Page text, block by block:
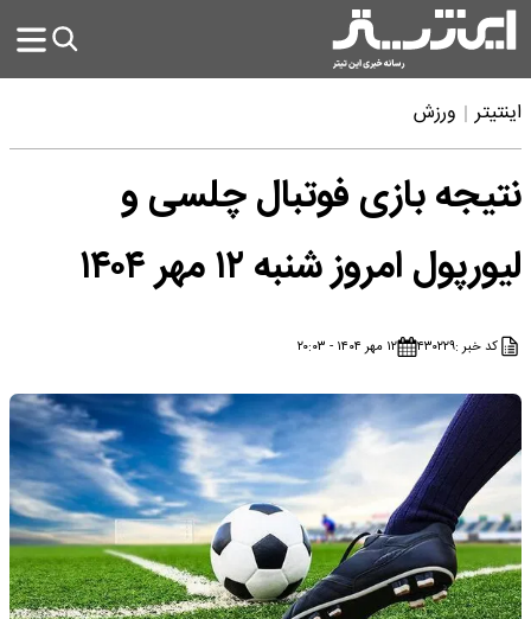
اینتیتر ورزش
نتیجه بازی فوتبال چلسی و
لیورپول امروز شنبه ۱۲ مهر ۱۴۰۴
کد خبر :۴۳۰۲۲۹ ۱۲ مهر ۱۴۰۴ - ۲۰:۰۳